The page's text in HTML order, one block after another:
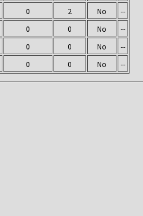
0 2 No
--
0 0 No
--
0 0 No
--
0 0 No --